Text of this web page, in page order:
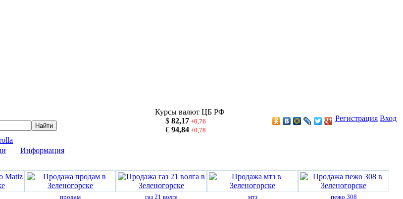
Найти
Курсы валют ЦБ РФ
$ 82,17+0,76
€ 94,84+0,78
Регистрация Вход
Информация
продам газ 21 волга мтз пежо 308